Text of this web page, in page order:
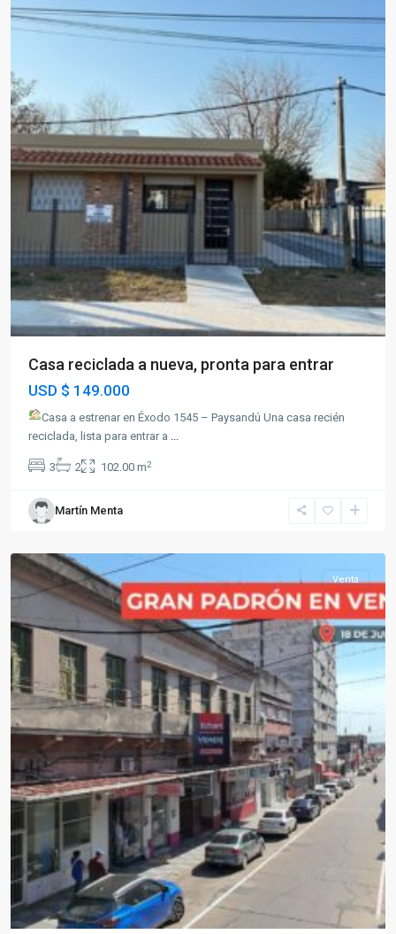
Casa reciclada a nueva, pronta para entrar
USD $ 149.000
Casa a estrenar en Éxodo 1545 – Paysandú Una casa recién
reciclada, lista para entrar a ...
3 2 102.00 m2
Martín Menta
Venta